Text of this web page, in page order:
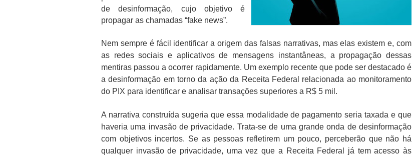
de desinformação, cujo objetivo é
propagar as chamadas “fake news”.
Nem sempre é fácil identificar a origem das falsas narrativas, mas elas existem e, com
as redes sociais e aplicativos de mensagens instantâneas, a propagação dessas
mentiras passou a ocorrer rapidamente. Um exemplo recente que pode ser destacado é
a desinformação em torno da ação da Receita Federal relacionada ao monitoramento
do PIX para identificar e analisar transações superiores a R$ 5 mil.
A narrativa construída sugeria que essa modalidade de pagamento seria taxada e que
haveria uma invasão de privacidade. Trata-se de uma grande onda de desinformação
com objetivos incertos. Se as pessoas refletirem um pouco, perceberão que não há
qualquer invasão de privacidade, uma vez que a Receita Federal já tem acesso às